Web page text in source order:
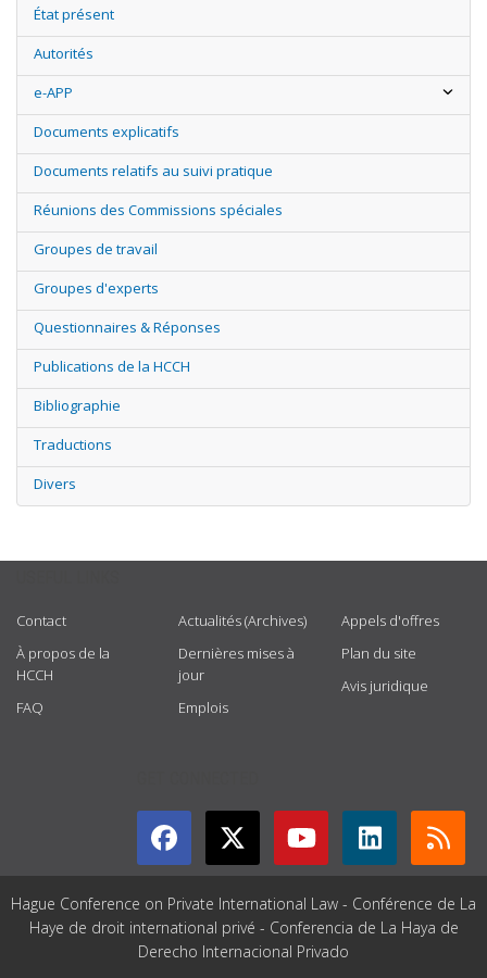
État présent
Autorités
e-APP
Documents explicatifs
Documents relatifs au suivi pratique
Réunions des Commissions spéciales
Groupes de travail
Groupes d'experts
Questionnaires & Réponses
Publications de la HCCH
Bibliographie
Traductions
Divers
Contact
À propos de la
HCCH
FAQ
Actualités (Archives)
Dernières mises à
jour
Emplois
Appels d'offres
Plan du site
Avis juridique
Hague Conference on Private International Law - Conférence de La
Haye de droit international privé - Conferencia de La Haya de
Derecho Internacional Privado